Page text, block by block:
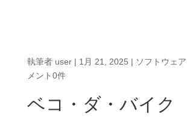
執筆者 user| 1月 21, 2025 | ソフトウェ
メント0件
ベコ・ダ・バイク